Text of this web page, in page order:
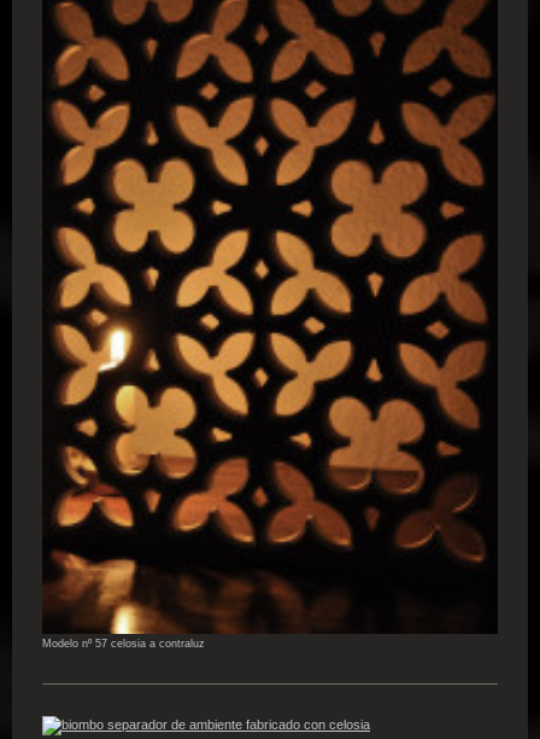
Modelo nº 57 celosia a contraluz